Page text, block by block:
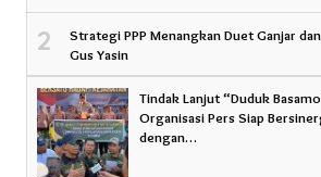
2
Strategi PPP Menangkan Duet Ganjar dan
Gus Yasin
Tindak Lanjut “Duduk
Organisasi Pers Siap
dengan…